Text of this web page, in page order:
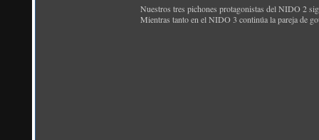
Nuestros tres pichones protagonistas del NIDO 2
Mientras tanto en el NIDO 3 continúa la pareja de